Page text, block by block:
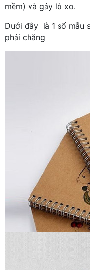
mềm) và gáy lò xo.
Dưới đây là 1 số mẫu
phải chăng